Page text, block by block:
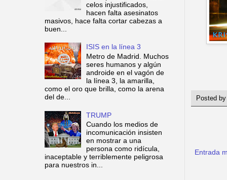
Posted
Entrada
celos injustificados,
hacen falta asesinatos
masivos, hace falta cortar cabezas a
buen...
ISIS en la línea 3
Metro de Madrid. Muchos
seres humanos y algún
androide en el vagón de
la línea 3, la amarilla,
como el oro que brilla, como la arena
del de...
TRUMP
Cuando los medios de
incomunicación insisten
en mostrar a una
persona como ridícula,
inaceptable y terriblemente peligrosa
para nuestros in...